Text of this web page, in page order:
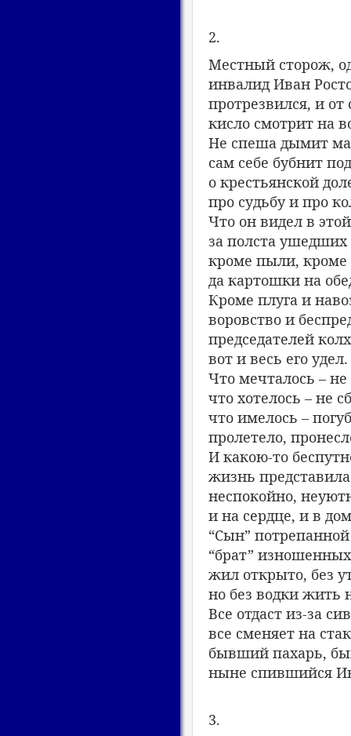
2.
Местный сторож,
инвалид Иван
протрезвился, и от
кисло смотрит на
Не спеша дымит
сам себе бубнит
о крестьянской
про судьбу и про
Что он видел в
за полста ушедших
кроме пыли, кроме
да картошки на
Кроме плуга и
воровство и
председателей
вот и весь его удел.
Что мечталось –
что хотелось – не
что имелось –
пролетело,
И какою-то
жизнь
неспокойно,
и на сердце, и в
“Сын”
“брат”
жил открыто, без
но без водки жить
Все отдаст из-за
все сменяет на
бывший пахарь,
ныне спившийся
3.